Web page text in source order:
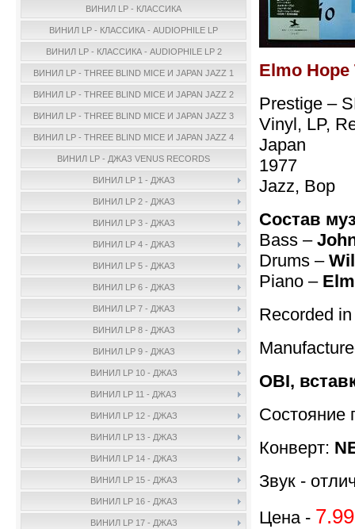
ВИНИЛ LP - КЛАССИКА
ВИНИЛ LP - КЛАССИКА - AUDIOPHILE LP
ВИНИЛ LP - КЛАССИКА - AUDIOPHILE LP 2
ВИНИЛ LP - THREE BLIND MICE И JAPAN JAZZ 1
ВИНИЛ LP - THREE BLIND MICE И JAPAN JAZZ 2
ВИНИЛ LP - THREE BLIND MICE И JAPAN JAZZ 3
ВИНИЛ LP - THREE BLIND MICE И JAPAN JAZZ 4
ВИНИЛ LP - ДЖАЗ VENUS RECORDS
ВИНИЛ LP 1 - ДЖАЗ
ВИНИЛ LP 2 - ДЖАЗ
ВИНИЛ LP 3 - ДЖАЗ
ВИНИЛ LP 4 - ДЖАЗ
ВИНИЛ LP 5 - ДЖАЗ
ВИНИЛ LP 6 - ДЖАЗ
ВИНИЛ LP 7 - ДЖАЗ
ВИНИЛ LP 8 - ДЖАЗ
ВИНИЛ LP 9 - ДЖАЗ
ВИНИЛ LP 10 - ДЖАЗ
ВИНИЛ LP 11 - ДЖАЗ
ВИНИЛ LP 12 - ДЖАЗ
ВИНИЛ LP 13 - ДЖАЗ
ВИНИЛ LP 14 - ДЖАЗ
ВИНИЛ LP 15 - ДЖАЗ
ВИНИЛ LP 16 - ДЖАЗ
ВИНИЛ LP 17 - ДЖАЗ
Elmo
Prestige –
Vinyl, LP,
Japan
1977
Jazz, Bop
Состав
Bass –
Drums –
Piano –
Recorded
OBI,
Состояние
Конверт:
Звук -
Цена -